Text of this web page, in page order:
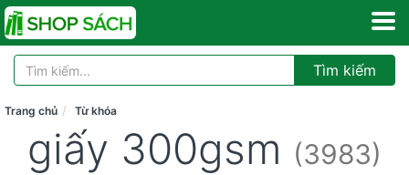
Tìm kiếm
Trang chủ Từ khóa
giấy 300gsm (3983)